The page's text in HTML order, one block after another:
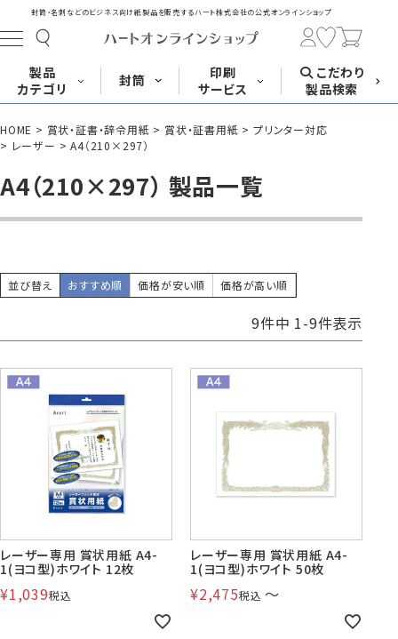
封筒・名刺などのビジネス向け紙製品を販売するハート株式会社の公式オンラインショップ
製品
カテゴリ
封筒をサイズ
封筒を紙・特徴
封筒印刷
賞状・証書・
辞令用紙
紙製クリア
紙製クリア
ファイル印刷
喪中はがき
年賀はがき・
デザイン集
封筒
長形封筒 角形封筒 洋形封筒 その他
長3封筒 長3窓封筒 長4封筒
長4窓封筒
90×205
長40封筒
A4横4つ折
90×225
長1封筒
長2封筒
B5縦2つ折
119×277
長30封筒
A4横4つ折
長6封筒
A4横3つ折
洋2タテ封筒
A4横・縦4つ折
洋4タテ封筒
A4横3つ折
印刷
サービス
紙製クリアファイル印刷サービス
こだわり
製品検索
HOME 賞状・証書・辞令用紙 賞状・証書用紙
プリンター対応
レーザー
A4（210×297）
A4（210×297） 製品一覧
並び替え おすすめ順 価格が安い順 価格が高い順
9件中 1-9件表示
レーザー専用 賞状用紙 A4-
1(ヨコ型)ホワイト 12枚
¥1,039税込
レーザー専用 賞状用紙 A4-
1(ヨコ型)ホワイト 50枚
¥2,475税込 〜